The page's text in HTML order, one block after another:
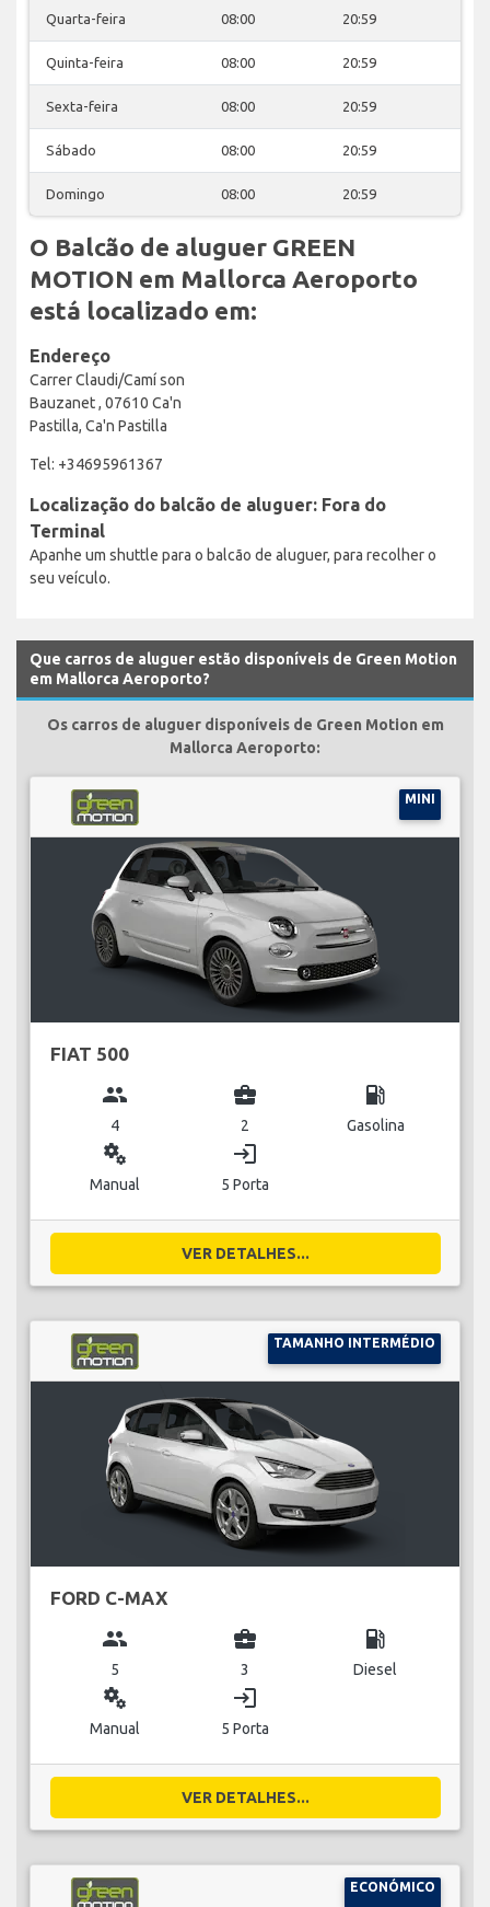
Quarta-feira 08:00 20:59
Quinta-feira 08:00 20:59
Sexta-feira 08:00 20:59
Sábado 08:00 20:59
Domingo 08:00 20:59
O Balcão de aluguer GREEN
MOTION em Mallorca Aeroporto
está localizado em:
Endereço
Carrer Claudi/Camí son
Bauzanet , 07610 Ca'n
Pastilla, Ca'n Pastilla
Tel: +34695961367
Localização do balcão de aluguer: Fora do
Terminal
Apanhe um shuttle para o balcão de aluguer, para recolher o
seu veículo.
Que carros de aluguer estão disponíveis de Green Motion
em Mallorca Aeroporto?
Os carros de aluguer disponíveis de Green Motion em
Mallorca Aeroporto:
MINI
FIAT 500
group
4
business_center
2
local_gas_station
Gasolina
miscellaneous_services
Manual
login
5 Porta
VER DETALHES...
TAMANHO INTERMÉDIO
FORD C-MAX
group
5
business_center
3
local_gas_station
Diesel
miscellaneous_services
Manual
login
5 Porta
VER DETALHES...
ECONÓMICO